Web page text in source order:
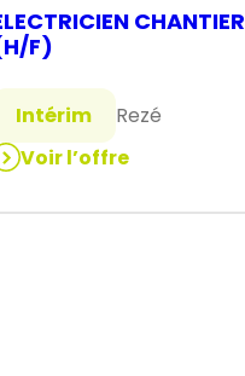
CHANTIER
F)
Intérim
Rezé
Voir l’offre